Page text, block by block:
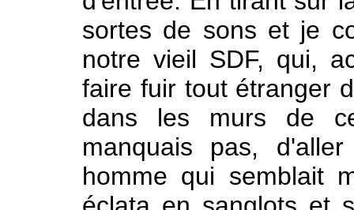
sortes de sons et je
notre vieil SDF, qui,
faire fuir tout étranger
dans les murs de
manquais pas,
homme qui semblait